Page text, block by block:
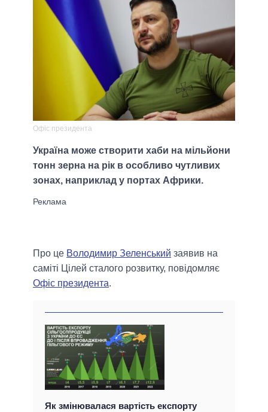
Офіс президента
Україна може створити хаби на мільйони
тонн зерна на рік в особливо чутливих
зонах, наприклад у портах Африки.
Про це Володимир Зеленський заявив на
саміті Цілей сталого розвитку, повідомляє
Офіс президента.
Як змінювалася вартість експорту